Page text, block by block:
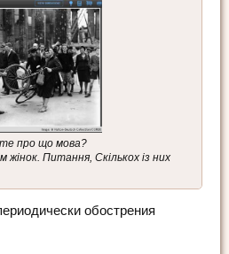
про що мова?
жінок. Питання, Скількох із них
обострения